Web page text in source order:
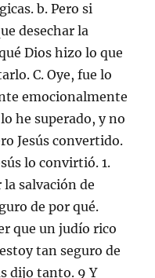
b. Pero si
desechar la
Dios hizo lo que
C. Oye, fue lo
emocionalmente
he superado, y no
Jesús convertido.
lo convirtió. 1.
salvación de
de por qué.
que un judío rico
tan seguro de
dijo tanto. 9 Y